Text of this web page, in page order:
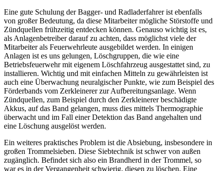
Eine gute Schulung der Bagger- und Radladerfahrer ist ebenfalls
von großer Bedeutung, da diese Mitarbeiter mögliche Störstoffe und
Zündquellen frühzeitig entdecken können. Genauso wichtig ist es,
als Anlagenbetreiber darauf zu achten, dass möglichst viele der
Mitarbeiter als Feuerwehrleute ausgebildet werden. In einigen
Anlagen ist es uns gelungen, Löschgruppen, die wie eine
Betriebsfeuerwehr mit eigenem Löschfahrzeug ausgestattet sind, zu
installieren. Wichtig und mit einfachen Mitteln zu gewährleisten ist
auch eine Überwachung neuralgischer Punkte, wie zum Beispiel des
Förderbands vom Zerkleinerer zur Aufbereitungsanlage. Wenn
Zündquellen, zum Beispiel durch den Zerkleinerer beschädigte
Akkus, auf das Band gelangen, muss dies mittels Thermographie
überwacht und im Fall einer Detektion das Band angehalten und
eine Löschung ausgelöst werden.
Ein weiteres praktisches Problem ist die Absiebung, insbesondere in
großen Trommelsieben. Diese Siebtechnik ist schwer von außen
zugänglich. Befindet sich also ein Brandherd in der Trommel, so
war es in der Vergangenheit schwierig, diesen zu löschen. Eine